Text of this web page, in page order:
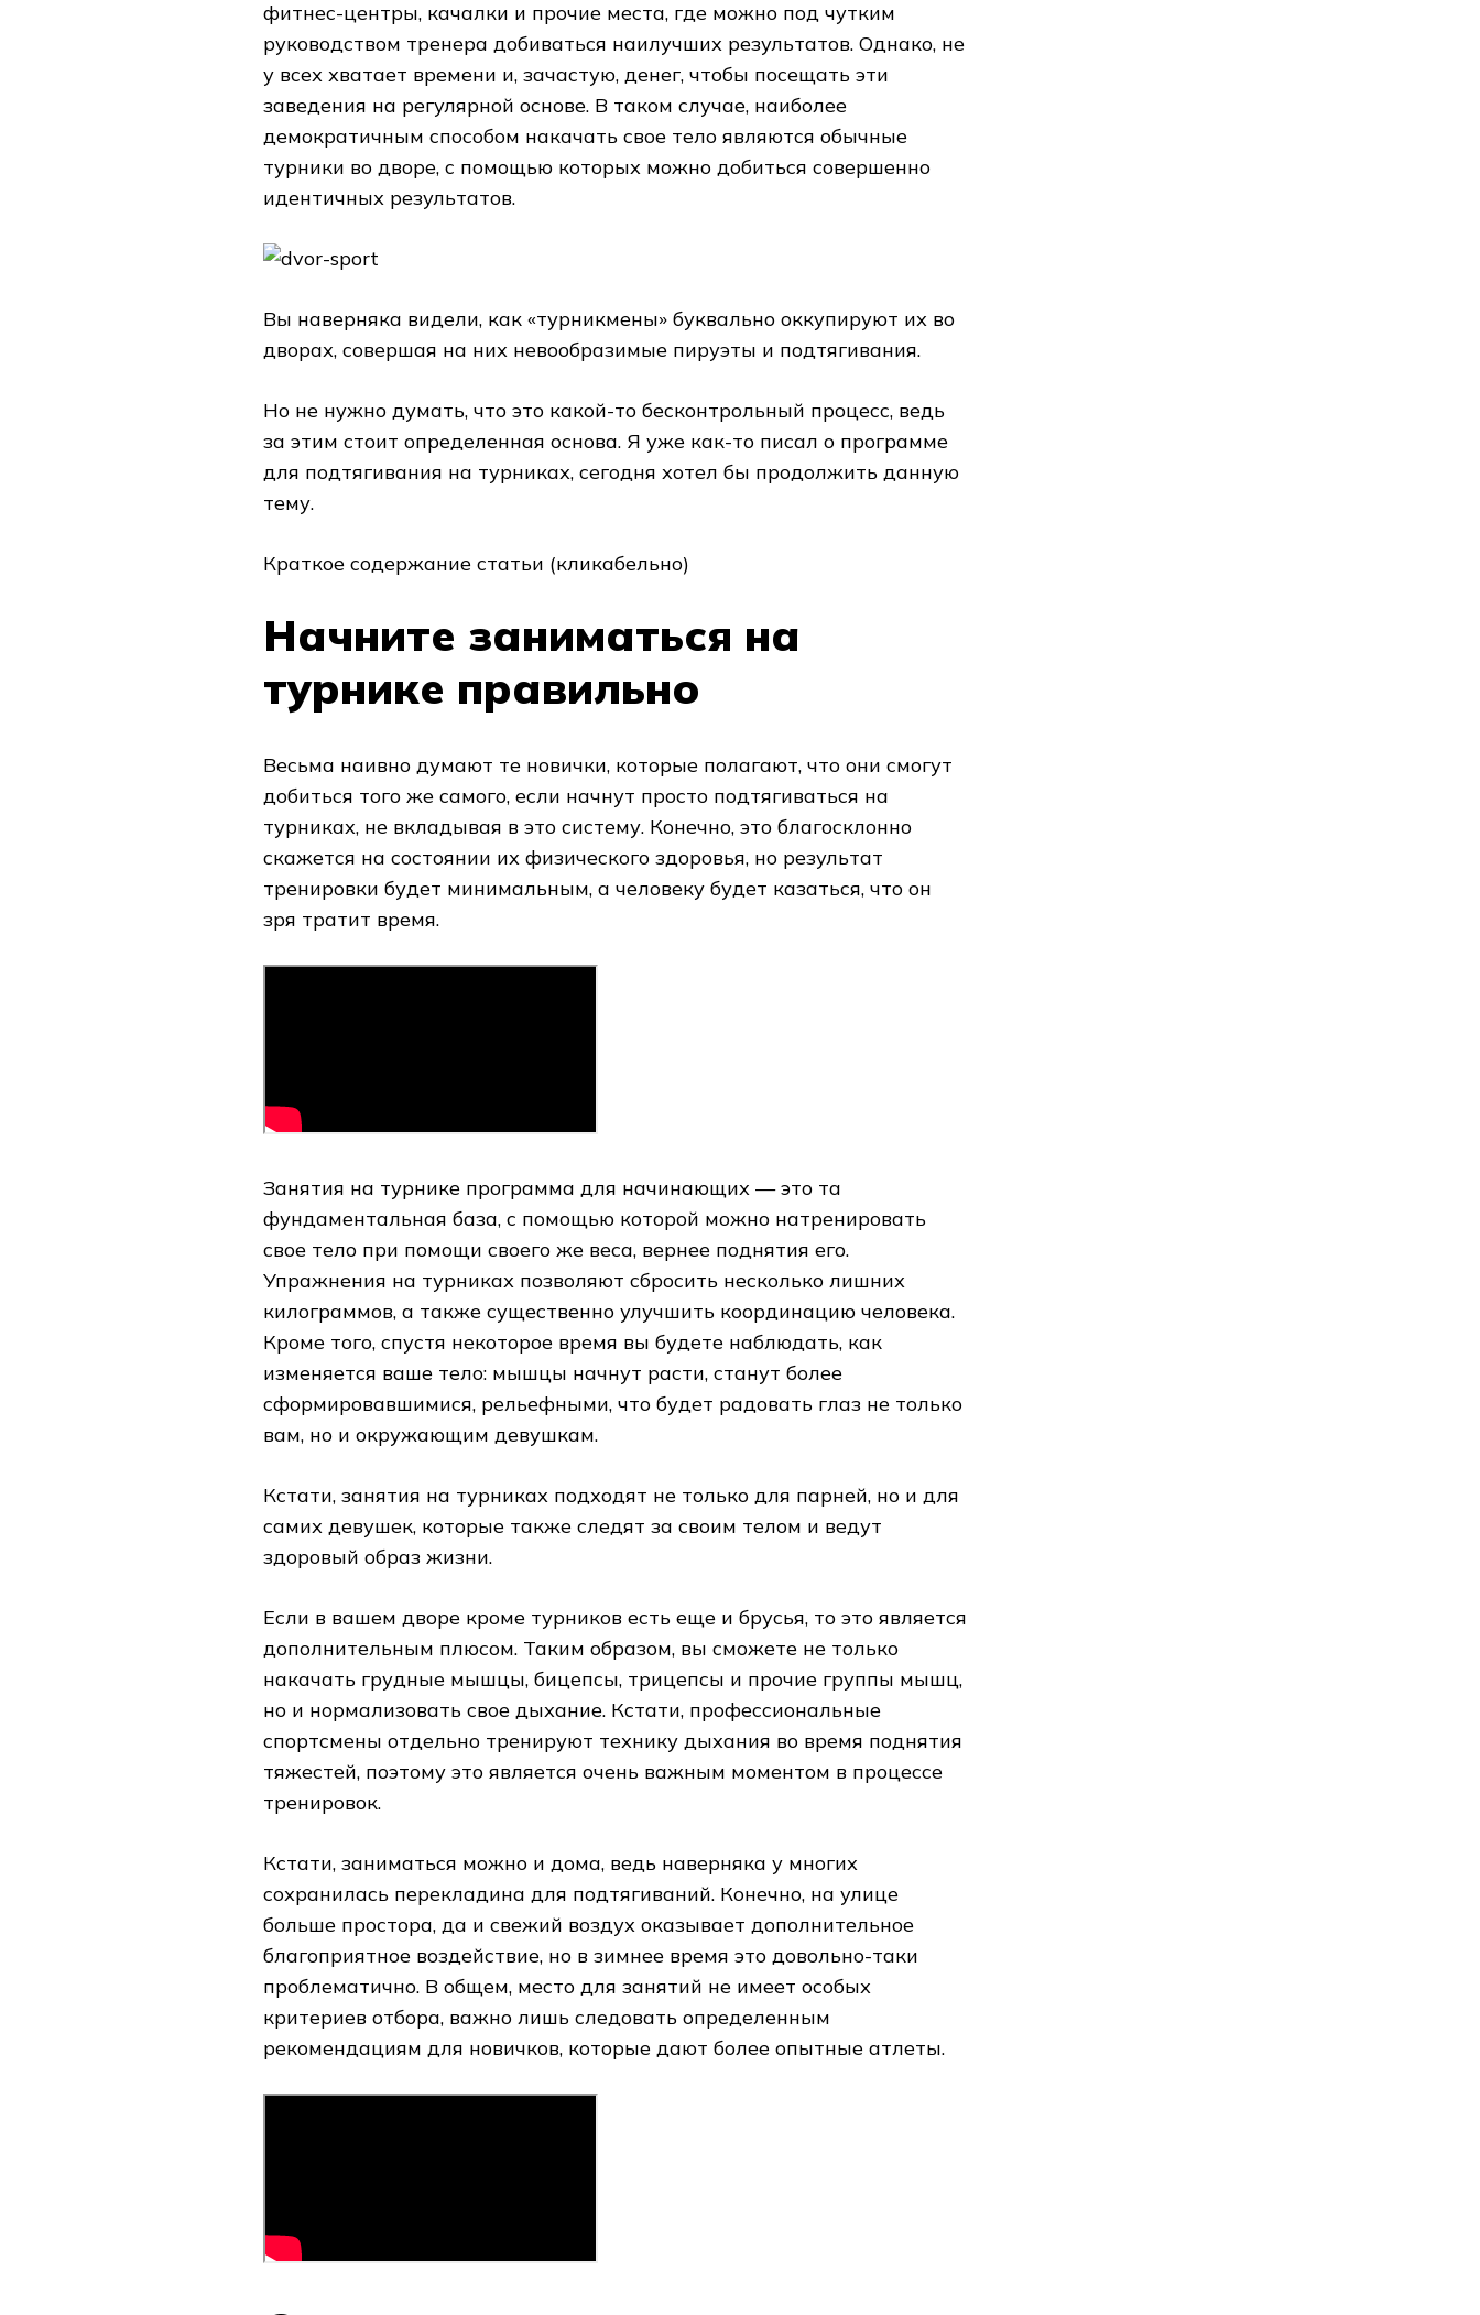
фитнес-центры, качалки и прочие места, где можно под чутким
руководством тренера добиваться наилучших результатов. Однако, не
у всех хватает времени и, зачастую, денег, чтобы посещать эти
заведения на регулярной основе. В таком случае, наиболее
демократичным способом накачать свое тело являются обычные
турники во дворе, с помощью которых можно добиться совершенно
идентичных результатов.
Вы наверняка видели, как «турникмены» буквально оккупируют их во
дворах, совершая на них невообразимые пируэты и подтягивания.
Но не нужно думать, что это какой-то бесконтрольный процесс, ведь
за этим стоит определенная основа. Я уже как-то писал о программе
для подтягивания на турниках, сегодня хотел бы продолжить данную
тему.
Краткое содержание статьи (кликабельно)
Начните заниматься на
турнике правильно
Весьма наивно думают те новички, которые полагают, что они смогут
добиться того же самого, если начнут просто подтягиваться на
турниках, не вкладывая в это систему. Конечно, это благосклонно
скажется на состоянии их физического здоровья, но результат
тренировки будет минимальным, а человеку будет казаться, что он
зря тратит время.
Занятия на турнике программа для начинающих — это та
фундаментальная база, с помощью которой можно натренировать
свое тело при помощи своего же веса, вернее поднятия его.
Упражнения на турниках позволяют сбросить несколько лишних
килограммов, а также существенно улучшить координацию человека.
Кроме того, спустя некоторое время вы будете наблюдать, как
изменяется ваше тело: мышцы начнут расти, станут более
сформировавшимися, рельефными, что будет радовать глаз не только
вам, но и окружающим девушкам.
Кстати, занятия на турниках подходят не только для парней, но и для
самих девушек, которые также следят за своим телом и ведут
здоровый образ жизни.
Если в вашем дворе кроме турников есть еще и брусья, то это является
дополнительным плюсом. Таким образом, вы сможете не только
накачать грудные мышцы, бицепсы, трицепсы и прочие группы мышц,
но и нормализовать свое дыхание. Кстати, профессиональные
спортсмены отдельно тренируют технику дыхания во время поднятия
тяжестей, поэтому это является очень важным моментом в процессе
тренировок.
Кстати, заниматься можно и дома, ведь наверняка у многих
сохранилась перекладина для подтягиваний. Конечно, на улице
больше простора, да и свежий воздух оказывает дополнительное
благоприятное воздействие, но в зимнее время это довольно-таки
проблематично. В общем, место для занятий не имеет особых
критериев отбора, важно лишь следовать определенным
рекомендациям для новичков, которые дают более опытные атлеты.